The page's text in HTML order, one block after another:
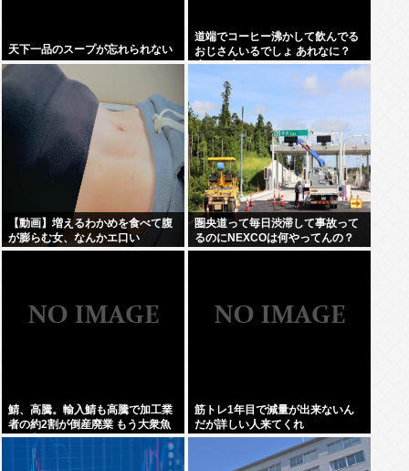
天下一品のスープが忘れられない
道端でコーヒー沸かして飲んでる
おじさんいるでしょ あれなに？
(´・ω・`)
【動画】増えるわかめを食べて腹
が膨らむ女、なんかエ口い
圏央道って毎日渋滞して事故って
るのにNEXCOは何やってんの？
鯖、高騰。輸入鯖も高騰で加工業
者の約2割が倒産廃業 もう大衆魚
から高級魚へ…
筋トレ1年目で減量が出来ないん
だが詳しい人来てくれ